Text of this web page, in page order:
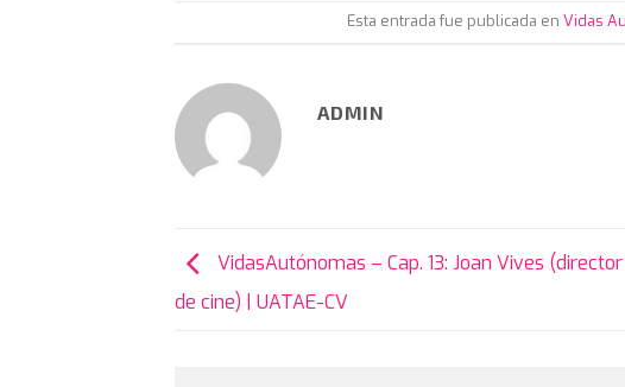
Esta entrada fue publicada enVidas
ADMIN
VidasAutónomas – Cap. 13: Joan Vives (director
de cine) | UATAE-CV